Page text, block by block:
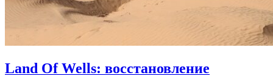
Land Of Wells: восстановление